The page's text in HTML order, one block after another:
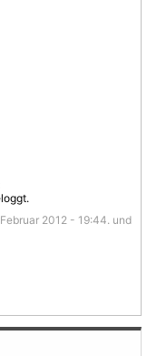
2012 - 19:44. und